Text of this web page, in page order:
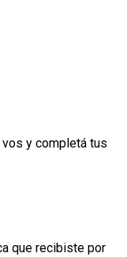
vos y completá tus
que recibiste por